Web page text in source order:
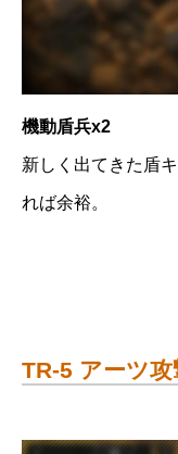
機動盾兵x2
新しく出てきた盾
れば余裕。
TR-5 アーツ攻